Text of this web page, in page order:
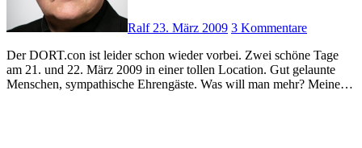
Ralf23. März 2009 3 Kommentare
Der DORT.con ist leider schon wieder vorbei. Zwei schöne Tage
am 21. und 22. März 2009 in einer tollen Location. Gut gelaunte
Menschen, sympathische Ehrengäste. Was will man mehr? Meine…